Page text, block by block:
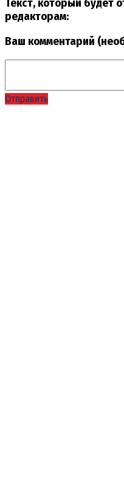
Текст, который будет
редакторам:
Ваш комментарий
Отправить